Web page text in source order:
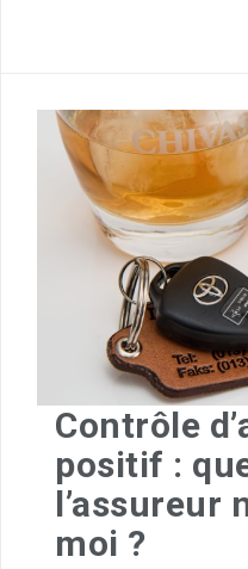
Contrôle
positif :
l’assureur
moi ?